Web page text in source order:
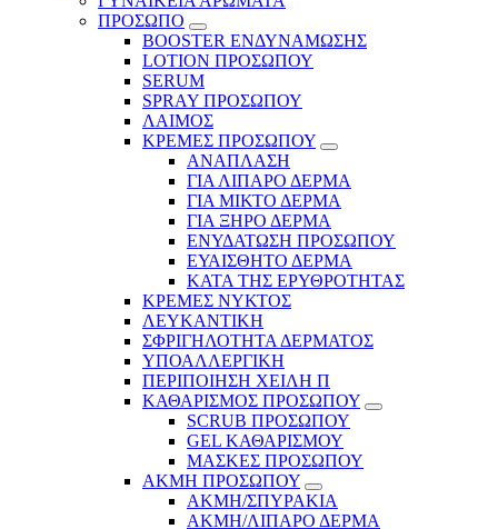
ΠΡΟΣΩΠΟ
BOOSTER ΕΝΔΥΝΑΜΩΣΗΣ
LOTION ΠΡΟΣΩΠΟΥ
SERUM
SPRAY ΠΡΟΣΩΠΟΥ
ΛΑΙΜΟΣ
ΚΡΕΜΕΣ ΠΡΟΣΩΠΟΥ
ΑΝΑΠΛΑΣΗ
ΓΙΑ ΛΙΠΑΡΟ ΔΕΡΜΑ
ΓΙΑ ΜΙΚΤΟ ΔΕΡΜΑ
ΓΙΑ ΞΗΡΟ ΔΕΡΜΑ
ΕΝΥΔΑΤΩΣΗ ΠΡΟΣΩΠΟΥ
ΕΥΑΙΣΘΗΤΟ ΔΕΡΜΑ
ΚΑΤΑ ΤΗΣ ΕΡΥΘΡΟΤΗΤΑΣ
ΚΡΕΜΕΣ ΝΥΚΤΟΣ
ΛΕΥΚΑΝΤΙΚΗ
ΣΦΡΙΓΗΛΟΤΗΤΑ ΔΕΡΜΑΤΟΣ
ΥΠΟΑΛΛΕΡΓΙΚΗ
ΠΕΡΙΠΟΙΗΣΗ ΧΕΙΛΗ Π
ΚΑΘΑΡΙΣΜΟΣ ΠΡΟΣΩΠΟΥ
SCRUB ΠΡΟΣΩΠΟΥ
GEL ΚΑΘΑΡΙΣΜΟΥ
ΜΑΣΚΕΣ ΠΡΟΣΩΠΟΥ
ΑΚΜΗ ΠΡΟΣΩΠΟΥ
ΑΚΜΗ/ΣΠΥΡΑΚΙΑ
ΑΚΜΗ/ΛΙΠΑΡΟ ΔΕΡΜΑ